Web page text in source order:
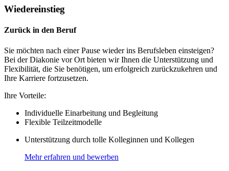
Wiedereinstieg
Zurück in den Beruf
Sie möchten nach einer Pause wieder ins Berufsleben einsteigen?
Bei der Diakonie vor Ort bieten wir Ihnen die Unterstützung und
Flexibilität, die Sie benötigen, um erfolgreich zurückzukehren und
Ihre Karriere fortzusetzen.
Ihre Vorteile:
Individuelle Einarbeitung und Begleitung
Flexible Teilzeitmodelle
Unterstützung durch tolle Kolleginnen und Kollegen
Mehr erfahren und bewerben